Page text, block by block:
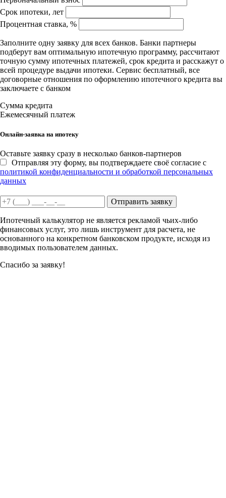
Срок ипотеки, лет
Процентная ставка, %
Заполните одну заявку для всех банков. Банки партнеры
подберут вам оптимальную ипотечную программу, рассчитают
точную сумму ипотечных платежей, срок кредита и расскажут о
всей процедуре выдачи ипотеки. Сервис бесплатный, все
договорные отношения по оформлению ипотечного кредита вы
заключаете с банком
Сумма кредита
Ежемесячный платеж
Онлайн-заявка на ипотеку
Оставьте заявку сразу в несколько банков-партнеров
Отправляя эту форму, вы подтверждаете своё согласие с
политикой конфиденциальности и обработкой персональных
данных
Отправить заявку
Ипотечный калькулятор не является рекламой чьих-либо
финансовых услуг, это лишь инструмент для расчета, не
основанного на конкретном банковском продукте, исходя из
вводимых пользователем данных.
Спасибо за заявку!